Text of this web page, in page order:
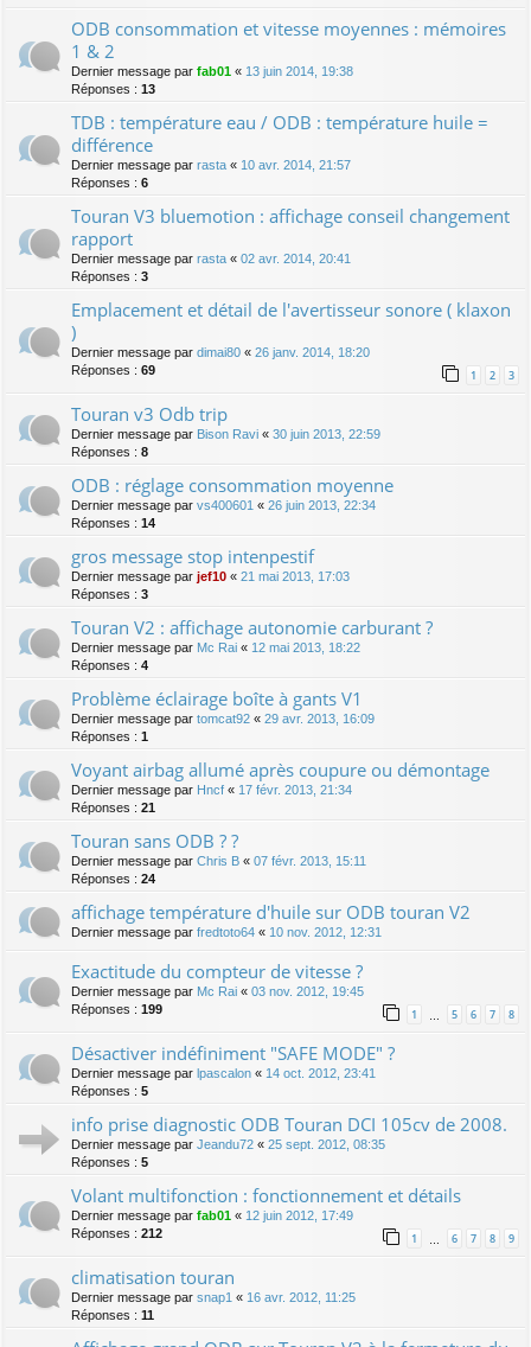
ODB consommation et vitesse moyennes : mémoires
1 & 2
Dernier message par fab01 « 13 juin 2014, 19:38
Réponses : 13
TDB : température eau / ODB : température huile =
différence
Dernier message par rasta « 10 avr. 2014, 21:57
Réponses : 6
Touran V3 bluemotion : affichage conseil changement
rapport
Dernier message par rasta « 02 avr. 2014, 20:41
Réponses : 3
Emplacement et détail de l'avertisseur sonore ( klaxon
)
Dernier message par dimai80 « 26 janv. 2014, 18:20
Réponses : 69 1 2 3
Touran v3 Odb trip
Dernier message par Bison Ravi « 30 juin 2013, 22:59
Réponses : 8
ODB : réglage consommation moyenne
Dernier message par vs400601 « 26 juin 2013, 22:34
Réponses : 14
gros message stop intenpestif
Dernier message par jef10 « 21 mai 2013, 17:03
Réponses : 3
Touran V2 : affichage autonomie carburant ?
Dernier message par Mc Rai « 12 mai 2013, 18:22
Réponses : 4
Problème éclairage boîte à gants V1
Dernier message par tomcat92 « 29 avr. 2013, 16:09
Réponses : 1
Voyant airbag allumé après coupure ou démontage
Dernier message par Hncf « 17 févr. 2013, 21:34
Réponses : 21
Touran sans ODB ? ?
Dernier message par Chris B « 07 févr. 2013, 15:11
Réponses : 24
affichage température d'huile sur ODB touran V2
Dernier message par fredtoto64 « 10 nov. 2012, 12:31
Exactitude du compteur de vitesse ?
Dernier message par Mc Rai « 03 nov. 2012, 19:45
Réponses : 199 1 … 5 6 7 8
Désactiver indéfiniment "SAFE MODE" ?
Dernier message par lpascalon « 14 oct. 2012, 23:41
Réponses : 5
info prise diagnostic ODB Touran DCI 105cv de 2008.
Dernier message par Jeandu72 « 25 sept. 2012, 08:35
Réponses : 5
Volant multifonction : fonctionnement et détails
Dernier message par fab01 « 12 juin 2012, 17:49
Réponses : 212 1 … 6 7 8 9
climatisation touran
Dernier message par snap1 « 16 avr. 2012, 11:25
Réponses : 11